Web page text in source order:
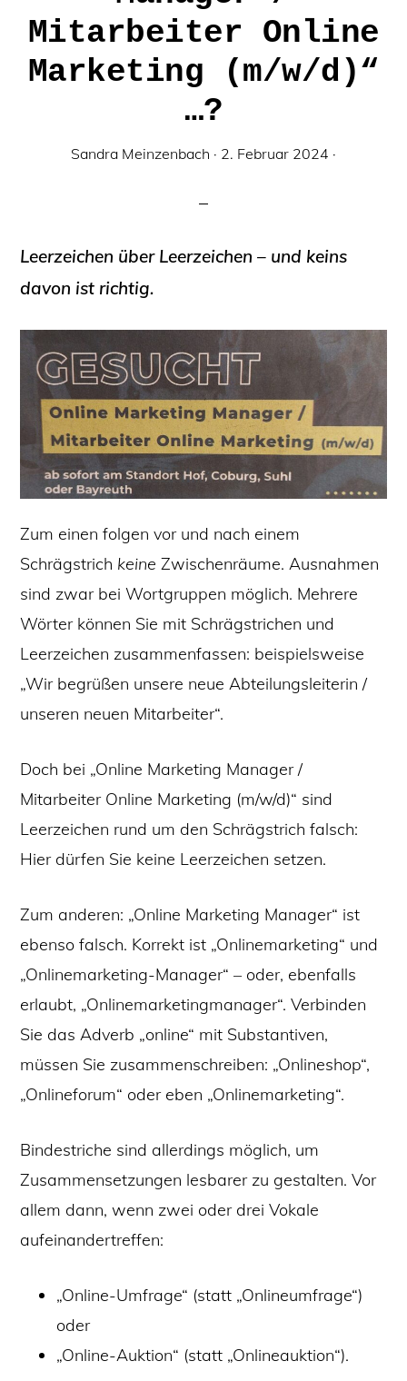
Mitarbeiter Online
Marketing (m/w/d)“
…?
Sandra Meinzenbach · 2. Februar 2024 ·
Leerzeichen über Leerzeichen – und keins
davon ist richtig.
Zum einen folgen vor und nach einem
Schrägstrich keine Zwischenräume. Ausnahmen
sind zwar bei Wortgruppen möglich. Mehrere
Wörter können Sie mit Schrägstrichen und
Leerzeichen zusammenfassen: beispielsweise
„Wir begrüßen unsere neue Abteilungsleiterin /
unseren neuen Mitarbeiter“.
Doch bei „Online Marketing Manager /
Mitarbeiter Online Marketing (m/w/d)“ sind
Leerzeichen rund um den Schrägstrich falsch:
Hier dürfen Sie keine Leerzeichen setzen.
Zum anderen: „Online Marketing Manager“ ist
ebenso falsch. Korrekt ist „Onlinemarketing“ und
„Onlinemarketing-Manager“ – oder, ebenfalls
erlaubt, „Onlinemarketingmanager“. Verbinden
Sie das Adverb „online“ mit Substantiven,
müssen Sie zusammenschreiben: „Onlineshop“,
„Onlineforum“ oder eben „Onlinemarketing“.
Bindestriche sind allerdings möglich, um
Zusammensetzungen lesbarer zu gestalten. Vor
allem dann, wenn zwei oder drei Vokale
aufeinandertreffen:
„Online-Umfrage“ (statt „Onlineumfrage“)
oder
„Online-Auktion“ (statt „Onlineauktion“).